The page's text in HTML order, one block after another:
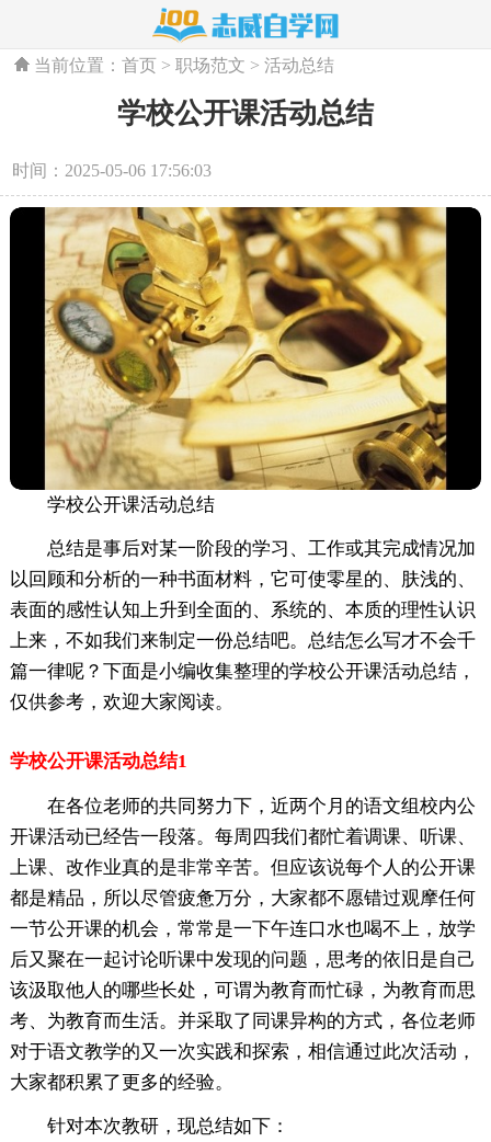
当前位置：首页 >职场范文 >活动总结
学校公开课活动总结
时间：2025-05-06 17:56:03
学校公开课活动总结
总结是事后对某一阶段的学习、工作或其完成情况加
以回顾和分析的一种书面材料，它可使零星的、肤浅的、
表面的感性认知上升到全面的、系统的、本质的理性认识
上来，不如我们来制定一份总结吧。总结怎么写才不会千
篇一律呢？下面是小编收集整理的学校公开课活动总结，
仅供参考，欢迎大家阅读。
学校公开课活动总结1
在各位老师的共同努力下，近两个月的语文组校内公
开课活动已经告一段落。每周四我们都忙着调课、听课、
上课、改作业真的是非常辛苦。但应该说每个人的公开课
都是精品，所以尽管疲惫万分，大家都不愿错过观摩任何
一节公开课的机会，常常是一下午连口水也喝不上，放学
后又聚在一起讨论听课中发现的问题，思考的依旧是自己
该汲取他人的哪些长处，可谓为教育而忙碌，为教育而思
考、为教育而生活。并采取了同课异构的方式，各位老师
对于语文教学的又一次实践和探索，相信通过此次活动，
大家都积累了更多的经验。
针对本次教研，现总结如下：